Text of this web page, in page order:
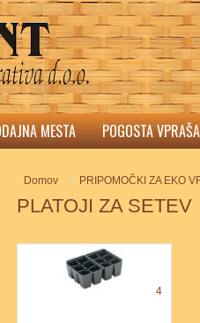
MESTA POGOSTA
Domov PRIPOMOČKI ZA EKO
PLATOJI ZA SETEV
4